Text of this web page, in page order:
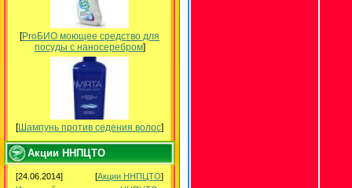
[ProБИО моющее средство для
посуды c наносеребром]
[Шампунь против седения волос]
Акции ННПЦТО
[24.06.2014] [Акции ННПЦТО]